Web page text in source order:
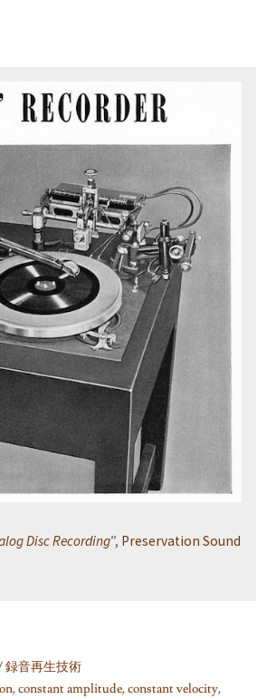
Disc Recording”, Preservation Sound
録音再生技術
,constant amplitude,constant velocity,